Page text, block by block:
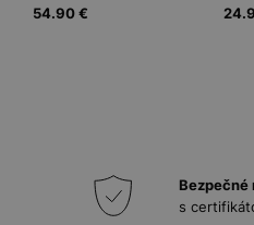
54.90 €
Bezpečné
s